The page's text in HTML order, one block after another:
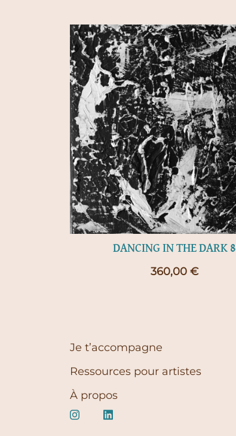
DANCING IN THE DARK 8
360,00 €
Je t’accompagne
Ressources pour artistes
À propos